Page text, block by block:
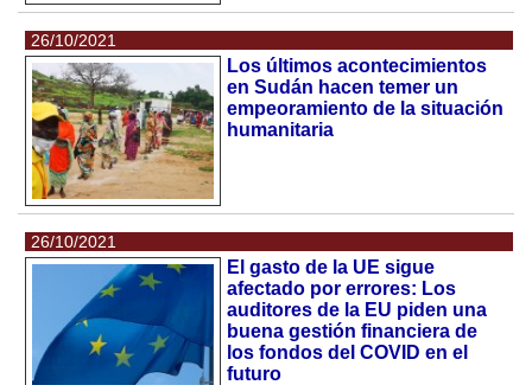
26/10/2021
Los últimos acontecimientos
en Sudán hacen temer un
empeoramiento de la situación
humanitaria
26/10/2021
El gasto de la UE sigue
afectado por errores: Los
auditores de la EU piden una
buena gestión financiera de
los fondos del COVID en el
futuro